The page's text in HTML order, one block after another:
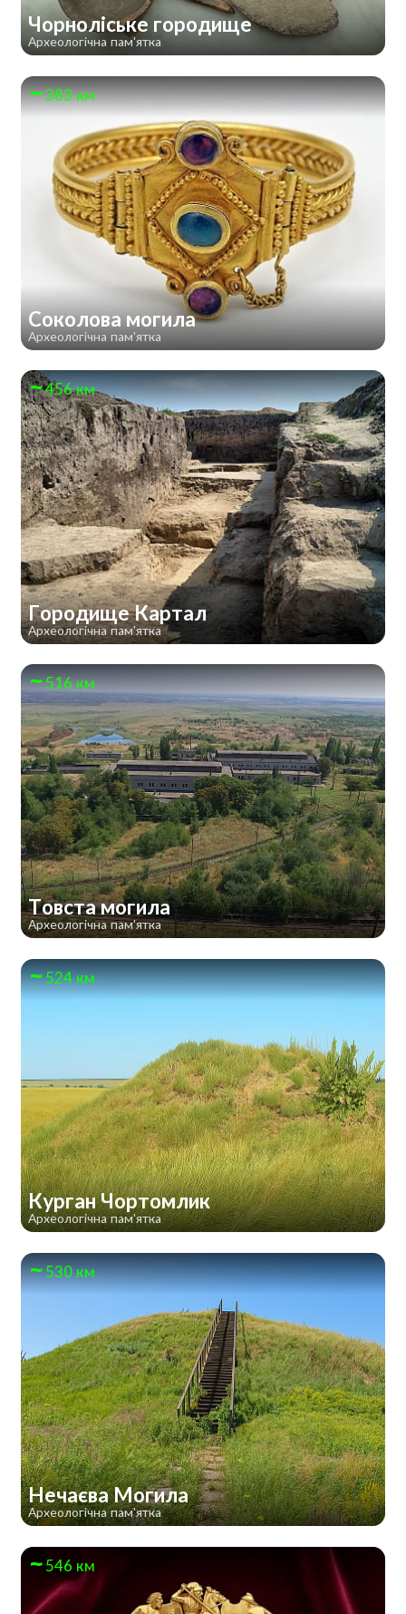
Чорноліське городище
Археологічна пам'ятка
383 км
Соколова могила
Археологічна пам'ятка
456 км
Городище Картал
Археологічна пам'ятка
516 км
Товста могила
Археологічна пам'ятка
524 км
Курган Чортомлик
Археологічна пам'ятка
530 км
Нечаєва Могила
Археологічна пам'ятка
546 км